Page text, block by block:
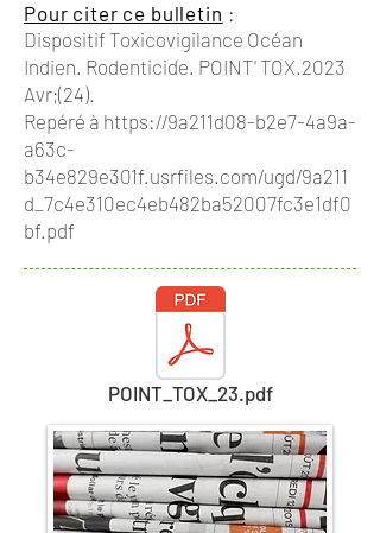
Pour citer ce bulletin :
Dispositif Toxicovigilance Océan
Indien. Rodenticide. POINT' TOX.2023
Avr;(24).
Repéré à https://9a211d08-b2e7-4a9a-
a63c-
b34e829e301f.usrfiles.com/ugd/9a211
d_7c4e310ec4eb482ba52007fc3e1df0
bf.pdf
POINT_TOX_23.pdf